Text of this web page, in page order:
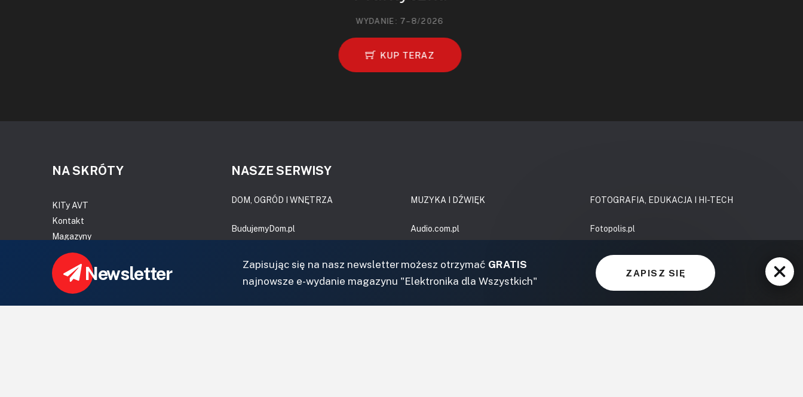
WYDANIE: 7–8/2026
KUP TERAZ
NA SKRÓTY
KITy AVT
Kontakt
Magazyny
Archiwum
Do pobrania
NASZE SERWISY
DOM, OGRÓD I WNĘTRZA
BudujemyDom.pl
CoZaIle.pl
Informator Budownictwa
CzasNaWnetrze.pl
MUZYKA I DŹWIĘK
Audio.com.pl
MagazynPerkusista.pl
EstradaiStudio.pl
FOTOGRAFIA, EDUKACJA I HI-TECH
Fotopolis.pl
KtoCieWyleczy.pl
Newsletter Zapisując się na nasz newsletter możesz otrzymać GRATIS
najnowsze e-wydanie magazynu "Elektronika dla Wszystkich"
ZAPISZ SIĘ